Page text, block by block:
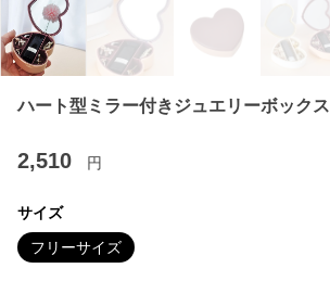
ハート型ミラー付きジュエリーボックス
2,510 円
サイズ
フリーサイズ